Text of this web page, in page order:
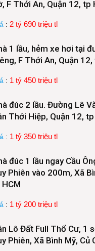
F Thới An, Quận 12, tp
: 2 tỷ 690 triệu tl
1 lầu, hẻm xe hơi tại
F Thới An, Quận 12,
: 1 tỷ 450 triệu tl
đúc 2 lầu. Đường Lê
Thới Hiệp, Quận 12,
: 1 tỷ 350 triệu tl
đúc 1 lầu ngay Cầu
Phiên vào 200m, Xã
: 1 tỷ 200 triệu tl
Lô Đất Full Thổ Cư, 1
Phiên, Xã Bình Mỹ, Củ